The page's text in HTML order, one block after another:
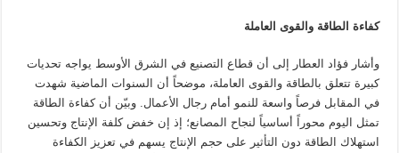
كفاءة الطاقة والقوى العاملة
وأشار فؤاد العطار إلى أن قطاع التصنيع في الشرق الأوسط يواجه تحديات
كبيرة تتعلق بالطاقة والقوى العاملة، موضحاً أن السنوات الماضية شهدت
في المقابل فرصاً واسعة للنمو أمام رجال الأعمال. وبيّن أن كفاءة الطاقة
تمثل اليوم محوراً أساسياً لنجاح المصانع؛ إذ إن خفض كلفة الإنتاج وتحسين
استهلاك الطاقة دون التأثير على حجم الإنتاج يسهم في تعزيز الكفاءة